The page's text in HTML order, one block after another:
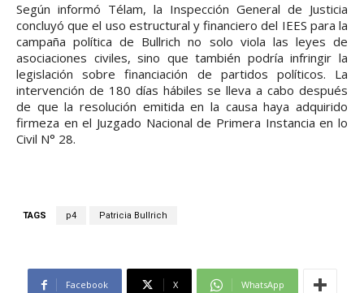
Según informó Télam, la Inspección General de Justicia
concluyó que el uso estructural y financiero del IEES para la
campaña política de Bullrich no solo viola las leyes de
asociaciones civiles, sino que también podría infringir la
legislación sobre financiación de partidos políticos. La
intervención de 180 días hábiles se lleva a cabo después
de que la resolución emitida en la causa haya adquirido
firmeza en el Juzgado Nacional de Primera Instancia en lo
Civil N° 28.
TAGS p4 Patricia Bullrich
Facebook X WhatsApp